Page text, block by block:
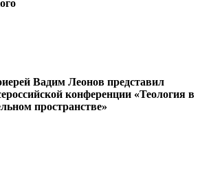
Вадим Леонов представил
конференции «Теология в
пространстве»